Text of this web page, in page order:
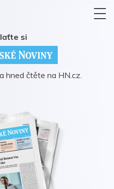
si
hned čtěte na HN.cz.